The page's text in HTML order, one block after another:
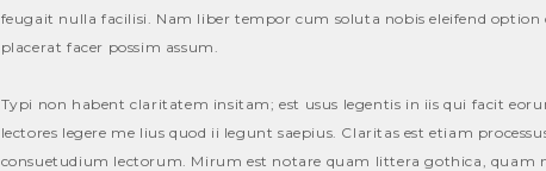
feugait nulla facilisi. Nam liber tempor cum soluta nobis eleifend
placerat facer possim assum.
Typi non habent claritatem insitam; est usus legentis in iis qui facit
lectores legere me lius quod ii legunt saepius. Claritas est etiam
consuetudium lectorum. Mirum est notare quam littera gothica, quam